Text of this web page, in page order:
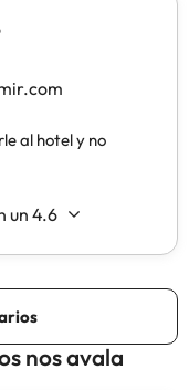
nos avala